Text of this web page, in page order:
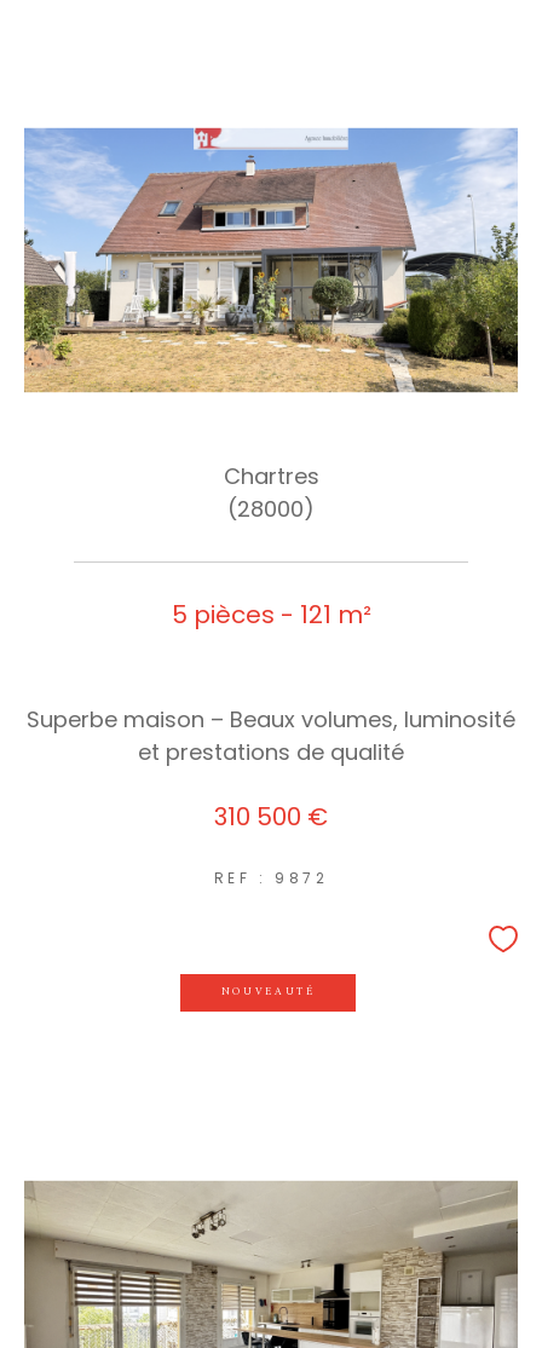
Chartres
(28000)
5 pièces - 121 m²
Superbe maison – Beaux volumes, luminosité
et prestations de qualité
310 500 €
REF : 9872
NOUVEAUTÉ